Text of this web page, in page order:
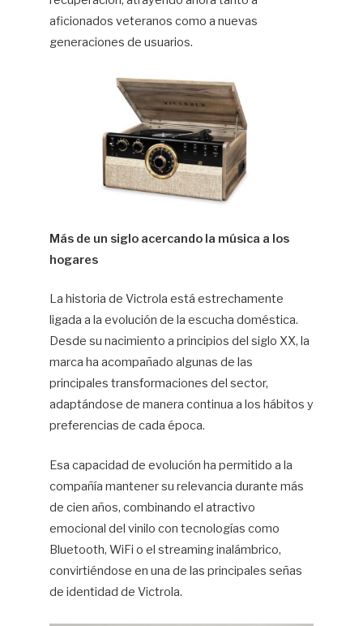
aficionados veteranos como a nuevas
generaciones de usuarios.
Más de un siglo acercando la música a los
hogares
La historia de Victrola está estrechamente
ligada a la evolución de la escucha doméstica.
Desde su nacimiento a principios del siglo XX, la
marca ha acompañado algunas de las
principales transformaciones del sector,
adaptándose de manera continua a los hábitos y
preferencias de cada época.
Esa capacidad de evolución ha permitido a la
compañía mantener su relevancia durante más
de cien años, combinando el atractivo
emocional del vinilo con tecnologías como
Bluetooth, WiFi o el streaming inalámbrico,
convirtiéndose en una de las principales señas
de identidad de Victrola.